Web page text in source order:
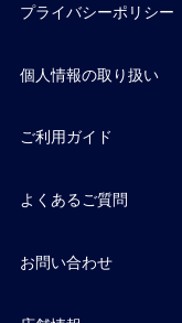
プライバシーポリシー
個人情報の取り扱い
ご利用ガイド
よくあるご質問
お問い合わせ